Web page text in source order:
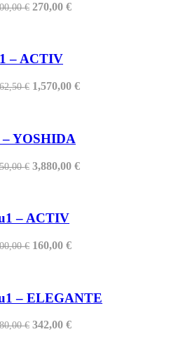
€ Izvorna
300,00 €.
270,00 €Trenutna
– ACTIV
€ Izvorna
1,962,50 €.
1,570,00 €Trenutna
– YOSHIDA
€ Izvorna
4,850,00 €.
3,880,00 €Trenutna
– ACTIV
€ Izvorna
200,00 €.
160,00 €Trenutna
– ELEGANTE
€ Izvorna
342,00 €Trenutna